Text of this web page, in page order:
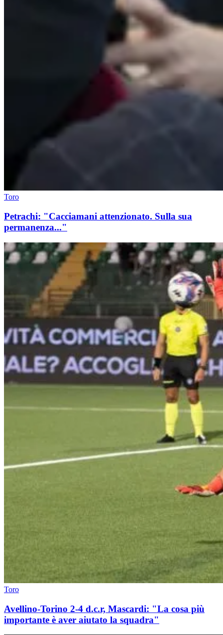
Toro
Petrachi: "Cacciamani attenzionato. Sulla sua
permanenza..."
Toro
Avellino-Torino 2-4 d.c.r, Mascardi: "La cosa più
importante è aver aiutato la squadra"